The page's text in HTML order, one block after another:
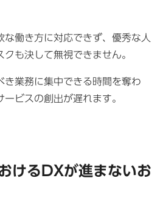
な働き方に対応できず、優秀な人
も決して無視できません。
き業務に集中できる時間を奪わ
ビスの創出が遅れます。
けるDXが進まないお